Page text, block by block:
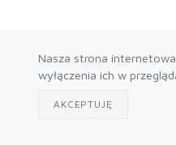
Nasza strona
wyłączenia ich w
AKCEPTUJĘ